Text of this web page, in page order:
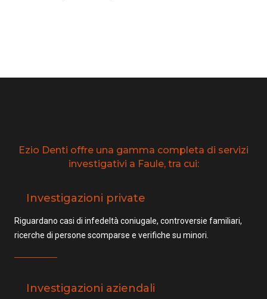
Ezio Denti offre una gamma completa di servizi
investigativi a Faule, tra cui:
Investigazioni private
Riguardano casi di infedeltà coniugale, controversie familiari,
ricerche di persone scomparse e verifiche su minori.
Investigazioni aziendali